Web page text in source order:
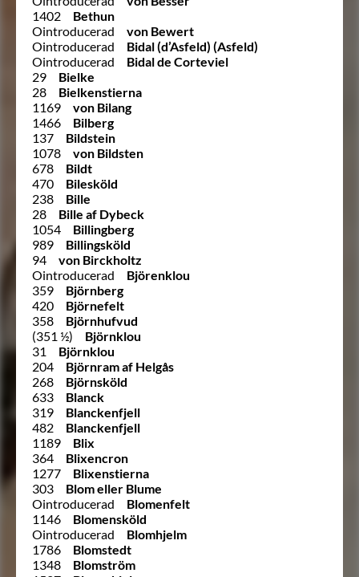
1402
Bethun
Ointroducerad
von Bewert
Ointroducerad
Bidal (d’Asfeld) (Asfeld)
Ointroducerad
Bidal de Corteviel
29
Bielke
28
Bielkenstierna
1169
von Bilang
1466
Bilberg
137
Bildstein
1078
von Bildsten
678
Bildt
470
Bilesköld
238
Bille
28
Bille af Dybeck
1054
Billingberg
989
Billingsköld
94
von Birckholtz
Ointroducerad
Björenklou
359
Björnberg
420
Björnefelt
358
Björnhufvud
(351 ½)
Björnklou
31
Björnklou
204
Björnram af Helgås
268
Björnsköld
633
Blanck
319
Blanckenfjell
482
Blanckenfjell
1189
Blix
364
Blixencron
1277
Blixenstierna
303
Blom eller Blume
Ointroducerad
Blomenfelt
1146
Blomensköld
Ointroducerad
Blomhjelm
1786
Blomstedt
1348
Blomström